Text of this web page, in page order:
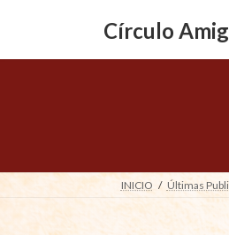
navegación
Círculo
INICIO Últimas